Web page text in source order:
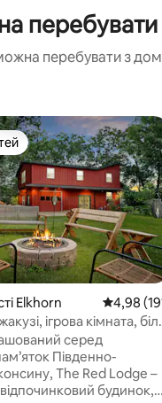
перебувати з
Elkhorn Середня
4,98
ігрова кімната,
безкоштовно!
серед
Південно-
The Red Lodge –
будинок,